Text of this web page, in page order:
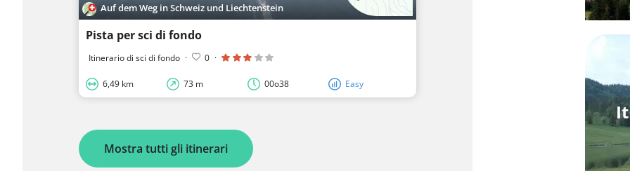
Auf dem Weg in Schweiz und Liechtenstein
Pista per sci di fondo
Itinerario di sci di fondo · 0 ·
6,49 km 73 m 00o38 Easy
Mostra tutti gli itinerari